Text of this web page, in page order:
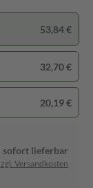
53,84 €
32,70 €
20,19 €
sofort lieferbar
Versandkosten